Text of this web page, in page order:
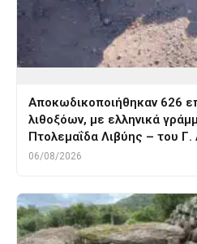
Αποκωδικοποιήθηκαν 626
λιθοξόων, με ελληνικά
Πτολεμαΐδα Λιβύης – του Γ.
06/08/2026